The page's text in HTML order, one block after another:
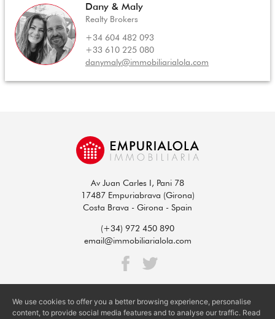
Dany & Maly
Realty Brokers
+34 604 482 093
+33 610 225 080
danymaly@immobiliarialola.com
Av Juan Carles I, Pani 78
17487 Empuriabrava (Girona)
Costa Brava - Girona - Spain
(+34) 972 450 890
email@immobiliarialola.com
© 2026 EMPURIALOLA S.L. - ALL RIGHTS RESERVED
Legal Notice -Privacy Policy-Cookies Policy
We use cookies to offer you a better browsing experience, personalise
content, to provide social media features and to analyse our traffic. Read